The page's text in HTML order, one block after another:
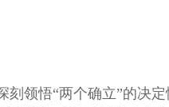
领悟“两个确立”的决